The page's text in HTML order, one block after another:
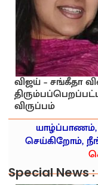
விஜய் – சங்கீதா
விருப்பம்
யாழ்ப்பாணம்,
செய்கிறோம்,
Special News :